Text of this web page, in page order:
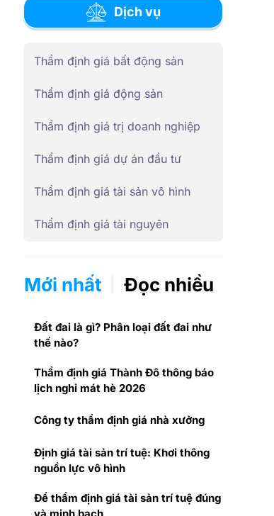
Dịch vụ
Thẩm định giá bất động sản
Thẩm định giá động sản
Thẩm định giá trị doanh nghiệp
Thẩm định giá dự án đầu tư
Thẩm định giá tài sản vô hình
Thẩm định giá tài nguyên
Mới nhất Đọc nhiều
Đất đai là gì? Phân loại đất đai như
thế nào?
Thẩm định giá Thành Đô thông báo
lịch nghỉ mát hè 2026
Công ty thẩm định giá nhà xưởng
Định giá tài sản trí tuệ: Khơi thông
nguồn lực vô hình
Để thẩm định giá tài sản trí tuệ đúng
và minh bạch